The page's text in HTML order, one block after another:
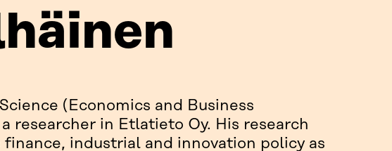
(Economics and Business
researcher in Etlatieto Oy. His research
industrial and innovation policy as